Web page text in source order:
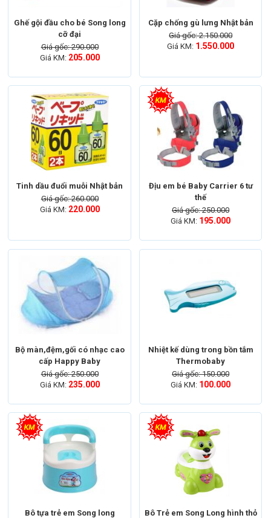
Chân ghế được thiết kế theo 3 nấc điều chỉnh
độ được cao của ghế.
Mức giá vừa phải, chất liệu cao cấp, đủ các tính năng
là lý do sản phẩm ghế ăn dặm RoyalCare được nhiều
bà mẹ lựa chọn.
Ghế gội đầu cho bé Song long
cỡ đại
Giá gốc: 290.000
Giá KM: 205.000
Cặp chống gù lưng Nhật bản
Giá gốc: 2.150.000
Giá KM: 1.550.000
Tinh dầu đuổi muỗi Nhật bản
Giá gốc: 260.000
Giá KM: 220.000
Địu em bé Baby Carrier 6 tư
thế
Giá gốc: 250.000
Giá KM: 195.000
Bộ màn,đệm,gối có nhạc cao
cấp Happy Baby
Giá gốc: 250.000
Giá KM: 235.000
Nhiệt kế dùng trong bồn tắm
Thermobaby
Giá gốc: 150.000
Giá KM: 100.000
Bô tựa trẻ em Song long
Bô Trẻ em Song Long hình thỏ